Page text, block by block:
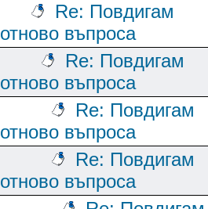
Re: Повдигам
отново въпроса
Re: Повдигам
отново въпроса
Re: Повдигам
отново въпроса
Re: Повдигам
отново въпроса